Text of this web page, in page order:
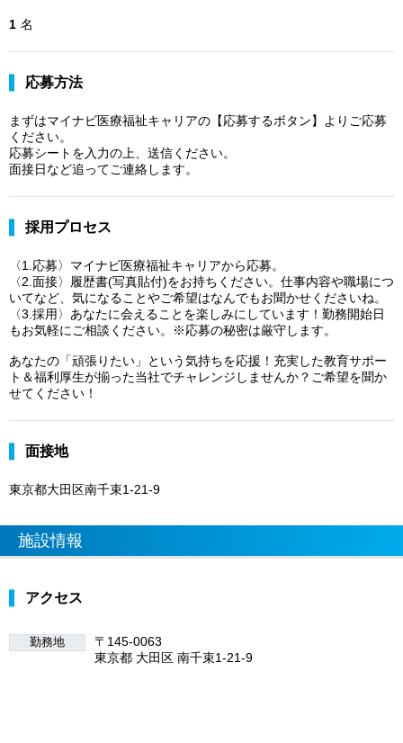
1 名
応募方法
まずはマイナビ医療福祉キャリアの【応募するボタン】よりご応募
ください。
応募シートを入力の上、送信ください。
面接日など追ってご連絡します。
採用プロセス
〈1.応募〉マイナビ医療福祉キャリアから応募。
〈2.面接〉履歴書(写真貼付)をお持ちください。仕事内容や職場につ
いてなど、気になることやご希望はなんでもお聞かせくださいね。
〈3.採用〉あなたに会えることを楽しみにしています！勤務開始日
もお気軽にご相談ください。※応募の秘密は厳守します。
あなたの「頑張りたい」という気持ちを応援！充実した教育サポー
ト＆福利厚生が揃った当社でチャレンジしませんか？ご希望を聞か
せてください！
面接地
東京都大田区南千束1-21-9
施設情報
アクセス
勤務地
〒145-0063
東京都 大田区 南千束1-21-9